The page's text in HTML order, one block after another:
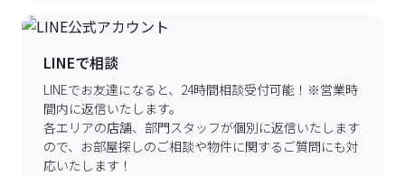
LINEで相談
LINEでお友達になると、24時間相談受付可能！ ※営業時
間内に返信いたします。
各エリアの店舗、部門スタッフが個別に返信いたします
ので、 お部屋探しのご相談や物件に関するご質問にも対
応いたします！